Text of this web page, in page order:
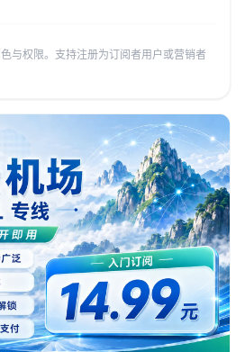
与权限。支持注册为订阅者用户或营销者